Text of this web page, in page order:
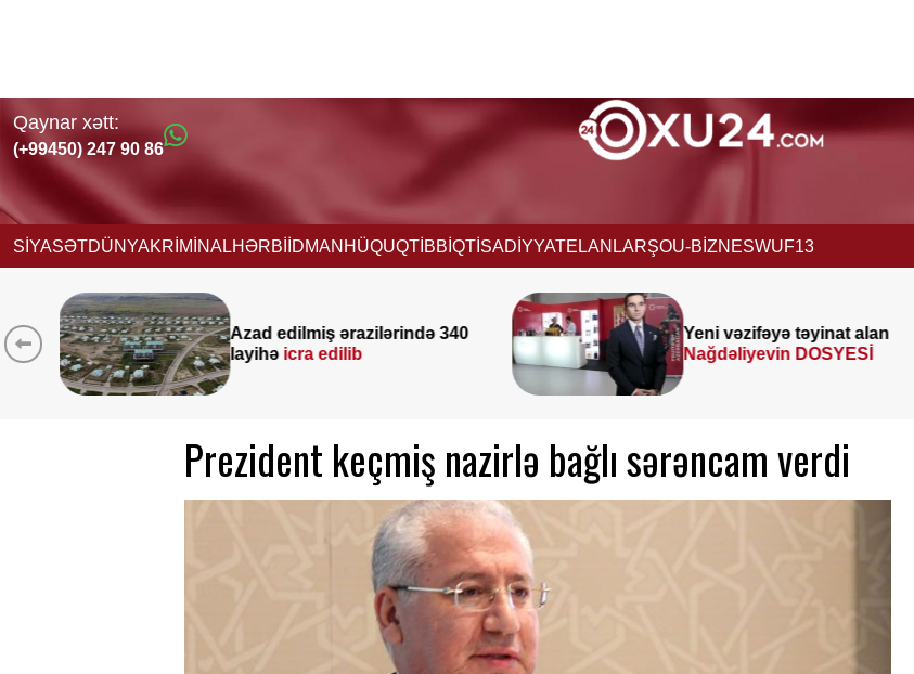
Qaynar xətt:
(+99450) 247 90 86
SİYASƏTDÜNYAKRİMİNAL HƏRBİİDMANHÜQUQTİBBİQTİSADİYYATELANLARŞOU-BİZNESWUF13
340
Yeni vəzifəyə təyinat alan
Nağdəliyevin DOSYESİ
PrezidentSƏRƏNCAM
İMZALADI
Prezident keçmiş nazirlə bağlı sərəncam verdi